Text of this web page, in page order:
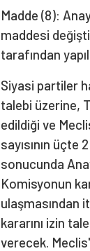
Madde (8):
maddesi
tarafından
Siyasi partiler
talebi üzerine,
edildiği ve
sayısının
sonucunda
Komisyonun
ulaşmasından
kararını izin
verecek.